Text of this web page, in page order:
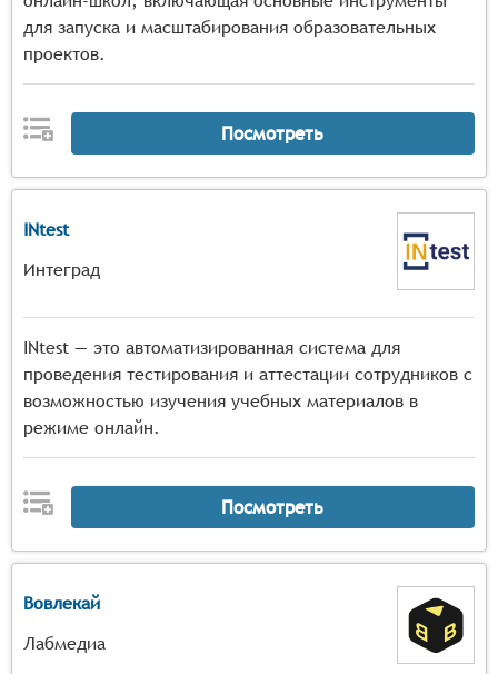
для запуска и масштабирования образовательных
проектов.
Посмотреть
INtest
Интеград
INtest — это автоматизированная система для
проведения тестирования и аттестации сотрудников с
возможностью изучения учебных материалов в
режиме онлайн.
Посмотреть
Вовлекай
Лабмедиа